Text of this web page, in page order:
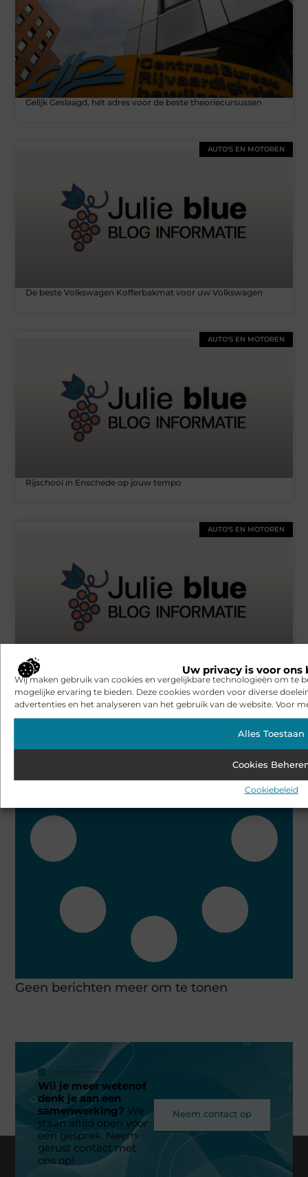
Uw privacy is voor
Wij maken gebruik van cookies en vergelijkbare technologieën om te
mogelijke ervaring te bieden. Deze cookies worden voor diverse
advertenties en het analyseren van het gebruik van de website. Voor
Alles Toestaan
Cookies
Cookiebeleid
Gelijk Geslaagd, hét adres voor de beste theoriecursussen
AUTO'S EN MOTOREN
De beste Volkswagen Kofferbakmat voor uw Volkswagen
AUTO'S EN MOTOREN
Rijschool in Enschede op jouw tempo
AUTO'S EN MOTOREN
Een bijzonder goede rijschool in Amsterdam
Bekijk alle artikelen over dit onderwerp
Geen berichten meer om te tonen
Wil je meer wetenof
denk je aan een
samenwerking? We
staan altijd open voor
een gesprek. Neem
gerust contact met
ons op!
Neem contact op